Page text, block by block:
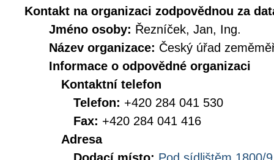
Kontakt na organizaci zodpovědnou za
Jméno osoby: Řezníček, Jan, Ing.
Název organizace: Český úřad
Informace o odpovědné organizaci
Kontaktní telefon
Telefon: +420 284 041 530
Fax: +420 284 041 416
Adresa